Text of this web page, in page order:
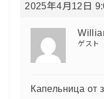
2025年4月12日
ゲスト
Капельница от